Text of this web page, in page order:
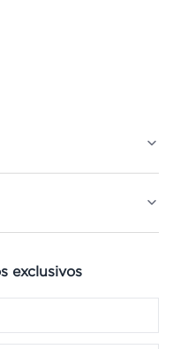
exclusivos